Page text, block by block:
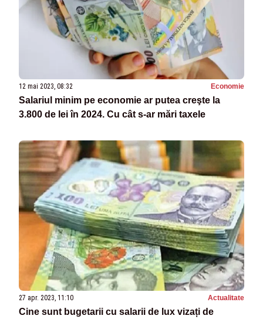
12 mai 2023, 08:32 Economie
Salariul minim pe economie ar putea creşte la
3.800 de lei în 2024. Cu cât s-ar mări taxele
27 apr. 2023, 11:10 Actualitate
Cine sunt bugetarii cu salarii de lux vizați de